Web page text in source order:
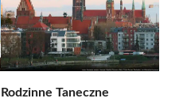
Rodzinne Taneczne